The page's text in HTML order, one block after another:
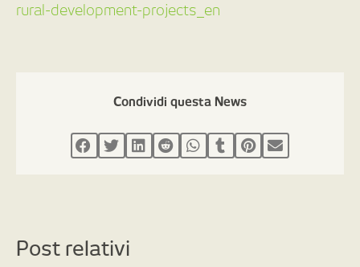
rural-development-projects_en
Condividi questa News
Post relativi